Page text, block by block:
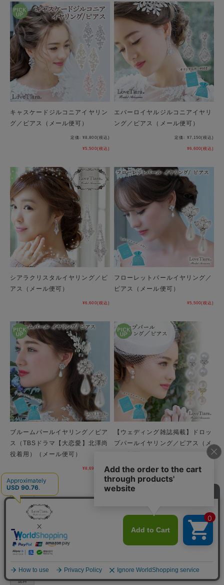
キャスケードジルコニアイヤリン
グ／ピアス（メール便可）
定価: ¥8,800(税込)
¥5,500(税込)
エバーロイヤルジルコニアイヤリ
ング／ピアス（メール便可）
定価: ¥7,150(税込)
¥6,600(税込)
シアラクリスタルイヤリング／ピ
アス（メール便可）
¥6,600(税込)
フローレットパールイヤリング／
ピアス（メール便可）
¥5,500(税込)
ブルームパールイヤリング／ピア
ス（TBSドラマ【大恋愛】北澤尚
役着用）（メール便可）
¥8,690 (税込)
【ウェディング雑誌掲載】ドロッ
プパールイヤリング／ピアス（メ
¥4,400(税込)